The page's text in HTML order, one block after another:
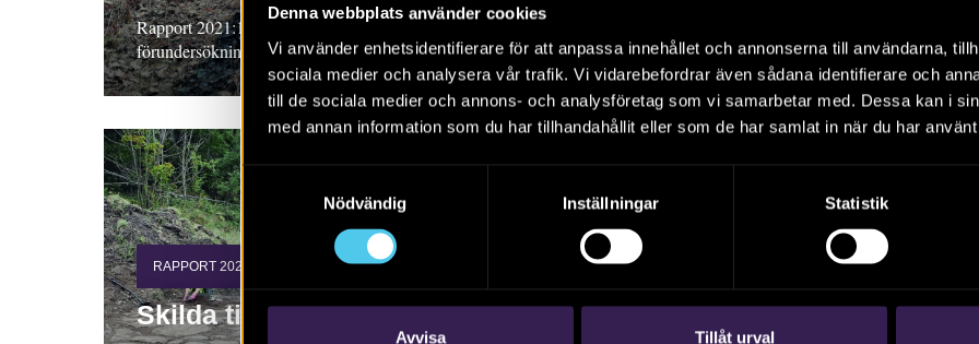
Denna webbplats använder cookies
Vi använder enhetsidentifierare för att anpassa innehållet och annonserna till användarna,
sociala medier och analysera vår trafik. Vi vidarebefordrar även sådana identifierare och
till de sociala medier och annons- och analysföretag som vi samarbetar med. Dessa kan i
med annan information som du har tillhandahållit eller som de har samlat in när du har
Nödvändig
Inställningar Statistik
Avvisa Tillåt urval
Rapport 2021:124 Arkeologisk
förundersökning, Bohuslän Glenn Johansson
Pär Connelid
RAPPORT 2021:144
Skilda tider i Skårby
RAPPORT 2021:92
Arkeologi vid